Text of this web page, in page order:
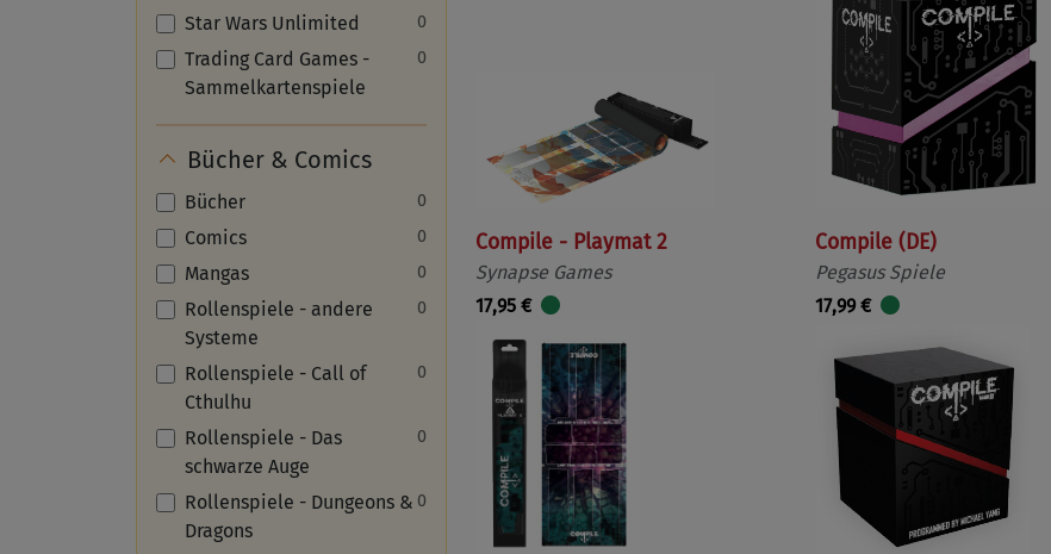
Star Wars Unlimited 0
Trading Card Games -
Sammelkartenspiele
0
Bücher & Comics
Bücher 0
Comics 0
Mangas 0
Rollenspiele - andere
Systeme
0
Rollenspiele - Call of
Cthulhu
0
Rollenspiele - Das
schwarze Auge
0
Rollenspiele - Dungeons &
Dragons
0
Compile - Playmat 2
Synapse Games
17,95 €
Compile (DE)
Pegasus Spiele
17,99 €